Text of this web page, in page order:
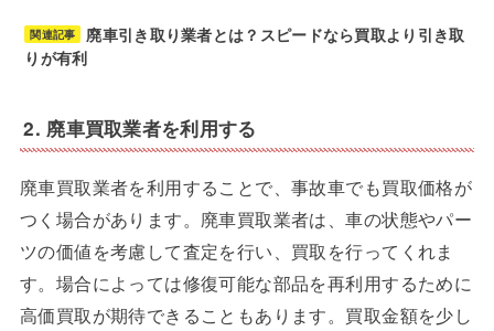
関連記事
廃車引き取り業者とは？スピードなら買取より引き取
りが有利
2. 廃車買取業者を利用する
廃車買取業者を利用することで、事故車でも買取価格が
つく場合があります。廃車買取業者は、車の状態やパー
ツの価値を考慮して査定を行い、買取を行ってくれま
す。場合によっては修復可能な部品を再利用するために
高価買取が期待できることもあります。買取金額を少し